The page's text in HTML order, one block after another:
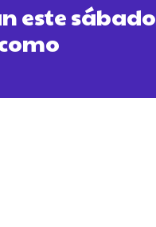
este sábado